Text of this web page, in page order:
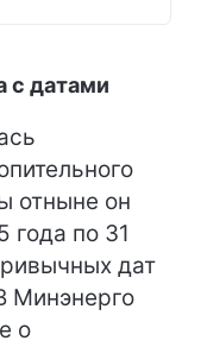
с датами
отныне он
года по 31
дат
Минэнерго
о